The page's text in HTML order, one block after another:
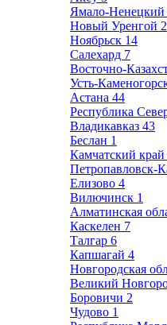
Ямало-Ненецкий
Новый Уренгой
Ноябрьск 14
Салехард 7
Восточно-
Усть-
Астана 44
Республика
Владикавказ 43
Беслан 1
Камчатский край
Петропавловск-
Елизово 4
Вилючинск 1
Алматинская
Каскелен 7
Талгар 6
Капшагай 4
Новгородская
Великий
Боровичи 2
Чудово 1